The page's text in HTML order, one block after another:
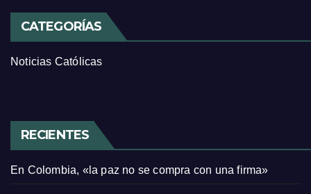
CATEGORÍAS
Noticias Católicas
RECIENTES
En Colombia, «la paz no se compra con una firma»